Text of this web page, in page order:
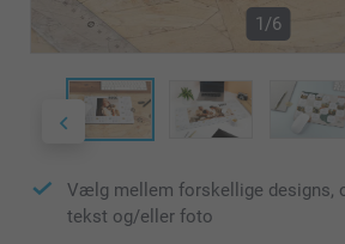
1/6
Vælg mellem forskellige designs,
tekst og/eller foto